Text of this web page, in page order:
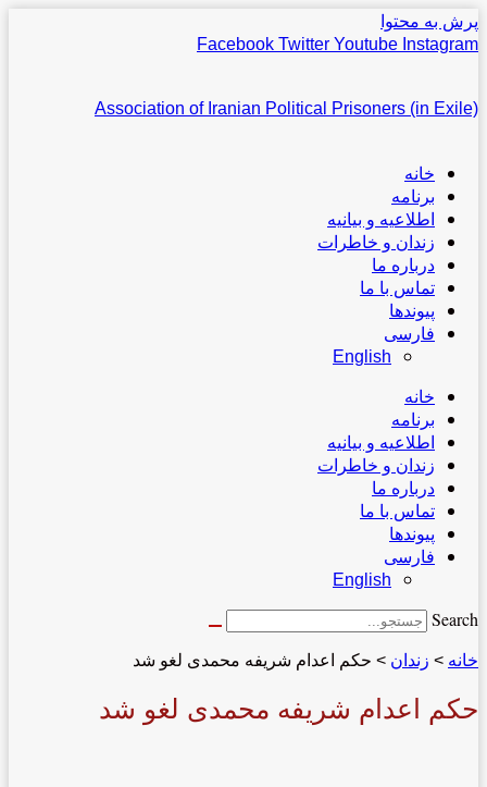
پرش به محتوا
Facebook Twitter Youtube Instagram
Association of Iranian Political Prisoners (in Exile)
خانه
برنامه
اطلاعیه و بیانیه
زندان و خاطرات
درباره ما
تماس با ما
پیوندها
فارسی
English
خانه
برنامه
اطلاعیه و بیانیه
زندان و خاطرات
درباره ما
تماس با ما
پیوندها
فارسی
English
Search
خانه > زندان > حکم اعدام شریفه محمدی لغو شد
حکم اعدام شریفه محمدی لغو شد